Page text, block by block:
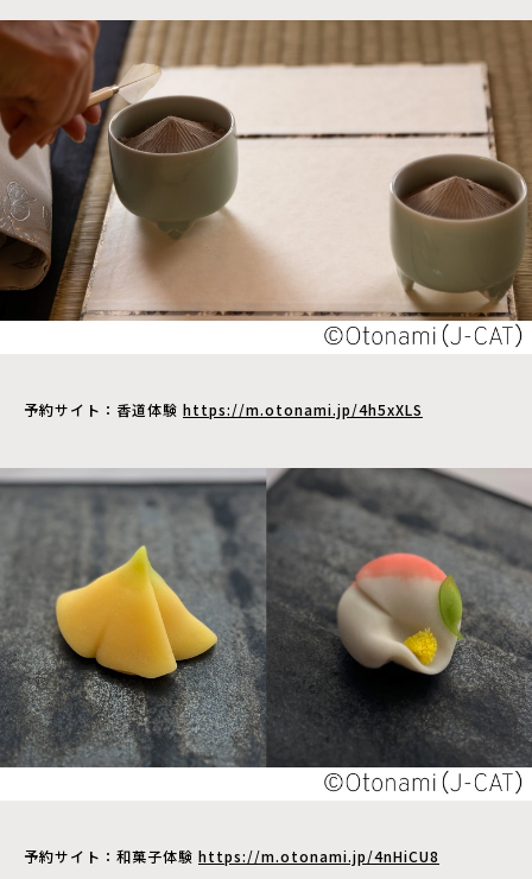
予約サイト：香道体験 https://m.otonami.jp/4h5xXLS
予約サイト：和菓子体験 https://m.otonami.jp/4nHiCU8